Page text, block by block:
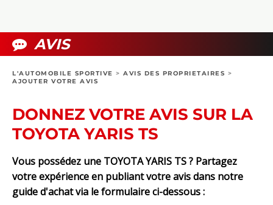
BOUTIQUE
AVIS
L'AUTOMOBILE SPORTIVE > AVIS DES PROPRIETAIRES >
AJOUTER VOTRE AVIS
DONNEZ VOTRE AVIS SUR LA
TOYOTA YARIS TS
Vous possédez une TOYOTA YARIS TS ? Partagez
votre expérience en publiant votre avis dans notre
guide d'achat via le formulaire ci-dessous :